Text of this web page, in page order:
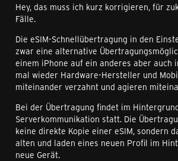
Hey, das muss ich kurz korrigieren, für
Fälle.
Die eSIM-Schnellübertragung in den
zwar eine alternative
einem iPhone auf ein anderes aber auch
mal wieder Hardware-Hersteller und
miteinander verzahnt und agieren
Bei der Übertragung findet im
Serverkommunikation statt. Die
keine direkte Kopie einer eSIM, sondern
alten und laden eines neuen Profil im
neue Gerät.